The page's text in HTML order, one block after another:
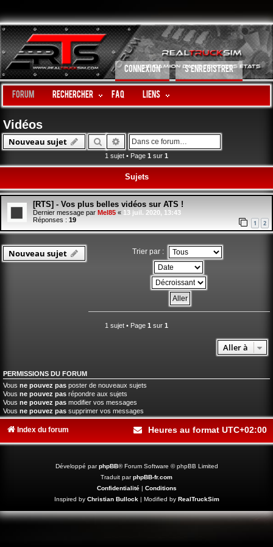
CONNEXION S’ENREGISTRER
Forum Rechercher FAQ LIENS
Vidéos
Nouveau sujet RechercherRecherche avancée
1 sujet • Page 1 sur 1
Sujets
[RTS] - Vos plus belles vidéos sur ATS !
Dernier message par Mel85 « 13 juil. 2020, 13:43
Réponses : 19 1 2
Nouveau sujet Trier par :
1 sujet • Page 1 sur 1
Aller à
PERMISSIONS DU FORUM
Vous ne pouvez pas poster de nouveaux sujets
Vous ne pouvez pas répondre aux sujets
Vous ne pouvez pas modifier vos messages
Vous ne pouvez pas supprimer vos messages
Index du forum Heures au format UTC+02:00
Développé parphpBB® Forum Software © phpBB Limited
Traduit parphpBB-fr.com
Confidentialité| Conditions
Inspired by Christian Bullock| Modified by RealTruckSim